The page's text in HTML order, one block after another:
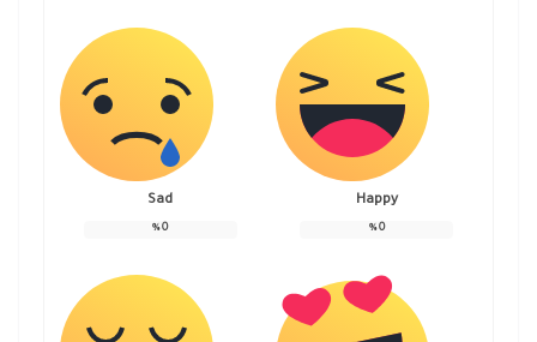
Happy
0
%
Sad
0
%